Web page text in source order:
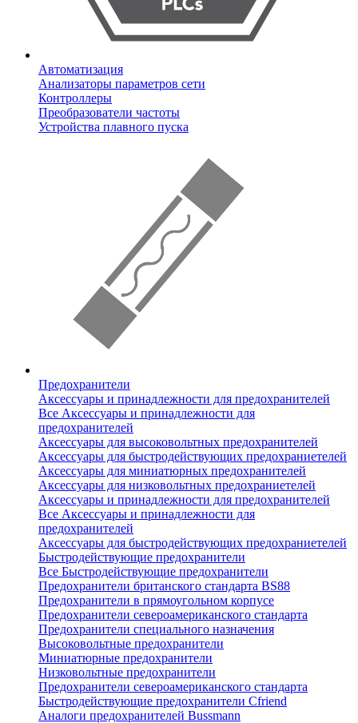
Автоматизация
Анализаторы параметров сети
Контроллеры
Преобразователи частоты
Устройства плавного пуска
Предохранители
Аксессуары и принадлежности для предохранителей
Все Аксессуары и принадлежности для
предохранителей
Аксессуары для высоковольтных предохранителей
Аксессуары для быстродействующих предохраниетелей
Аксессуары для миниатюрных предохранителей
Аксессуары для низковольтных предохраниетелей
Аксессуары и принадлежности для предохранителей
Все Аксессуары и принадлежности для
предохранителей
Аксессуары для быстродействующих предохраниетелей
Быстродействующие предохранители
Все Быстродействующие предохранители
Предохранители британского стандарта BS88
Предохранители в прямоугольном корпусе
Предохранители североамериканского стандарта
Предохранители специального назначения
Высоковольтные предохранители
Миниатюрные предохранители
Низковольтные предохранители
Предохранители североамериканского стандарта
Быстродействующие предохранители Cfriend
Аналоги предохранителей Bussmann